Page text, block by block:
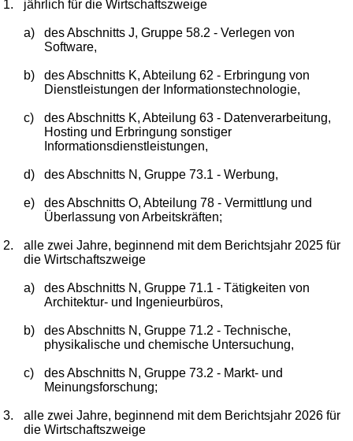
1. jährlich für die Wirtschaftszweige
a)
des Abschnitts J, Gruppe 58.2 - Verlegen von
Software,
b)
des Abschnitts K, Abteilung 62 - Erbringung von
Dienstleistungen der Informationstechnologie,
c)
des Abschnitts K, Abteilung 63 - Datenverarbeitung,
Hosting und Erbringung sonstiger
Informationsdienstleistungen,
d) des Abschnitts N, Gruppe 73.1 - Werbung,
e)
des Abschnitts O, Abteilung 78 - Vermittlung und
Überlassung von Arbeitskräften;
2.
alle zwei Jahre, beginnend mit dem Berichtsjahr 2025 für
die Wirtschaftszweige
a)
des Abschnitts N, Gruppe 71.1 - Tätigkeiten von
Architektur- und Ingenieurbüros,
b)
des Abschnitts N, Gruppe 71.2 - Technische,
physikalische und chemische Untersuchung,
c)
des Abschnitts N, Gruppe 73.2 - Markt- und
Meinungsforschung;
3.
alle zwei Jahre, beginnend mit dem Berichtsjahr 2026 für
die Wirtschaftszweige